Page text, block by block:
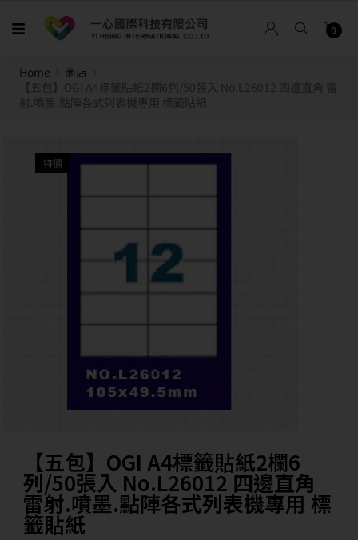
0
Home
商店
【五包】OGI A4標籤貼紙2欄6列/50張入 No.L26012 四邊直角 雷
射.噴墨.點陣各式列表機專用 標籤貼紙
特價
【五包】OGI A4標籤貼紙2欄6
列/50張入 No.L26012 四邊直角
雷射.噴墨.點陣各式列表機專用 標
籤貼紙